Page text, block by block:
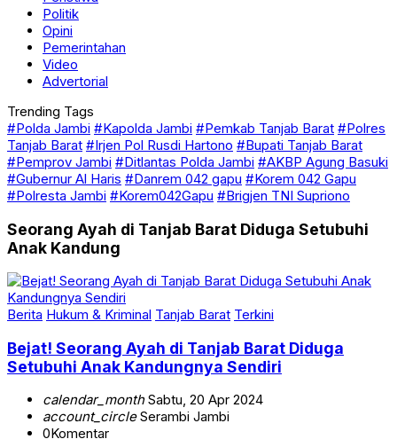
Opini
Pemerintahan
Video
Advertorial
#Polda Jambi
Tanjab Barat #Irjen Pol Rusdi Hartono #Bupati Tanjab Barat
#Pemprov Jambi #Ditlantas Polda Jambi #AKBP Agung Basuki
#Gubernur Al Haris #Danrem 042 gapu #Korem 042 Gapu
#Polresta Jambi #Korem042Gapu #Brigjen TNI Supriono
Anak Kandung
Berita Hukum & Kriminal
Setubuhi Anak Kandungnya Sendiri
account_circleSerambi Jambi
0Komentar